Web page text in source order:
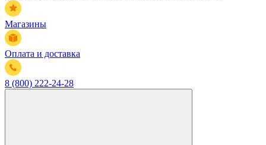
Магазины
Оплата и доставка
8 (800) 222-24-28